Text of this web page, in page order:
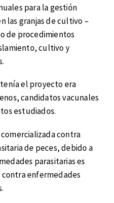
para la gestión
las granjas de cultivo –
de procedimientos
cultivo y
el proyecto era
candidatos vacunales
estudiados.
contra
de peces, debido a
parasitarias es
enfermedades